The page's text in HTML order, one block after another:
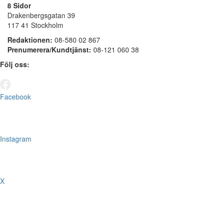
8 Sidor
Drakenbergsgatan 39
117 41 Stockholm
Redaktionen: 08-580 02 867
Prenumerera/Kundtjänst: 08-121 060 38
Följ oss:
Facebook
Instagram
X